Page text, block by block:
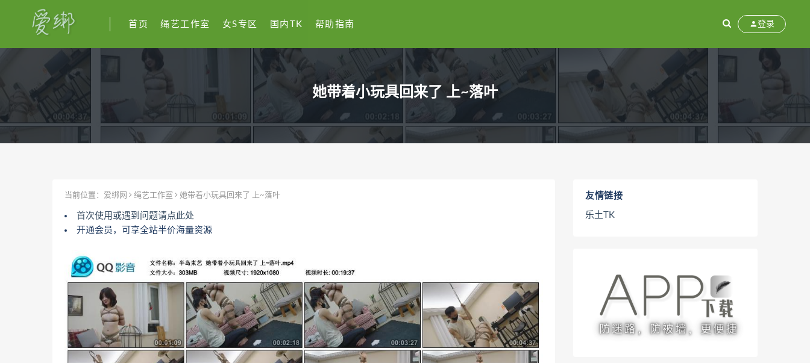
首页 绳艺工作室 女S专区 国内TK 帮助指南 登录
她带着小玩具回来了 上~落叶
当前位置： 爱绑网 绳艺工作室 她带着小玩具回来了 上~落叶
首次使用或遇到问题请点此处
开通会员，可享全站半价海量资源
友情链接
乐土TK